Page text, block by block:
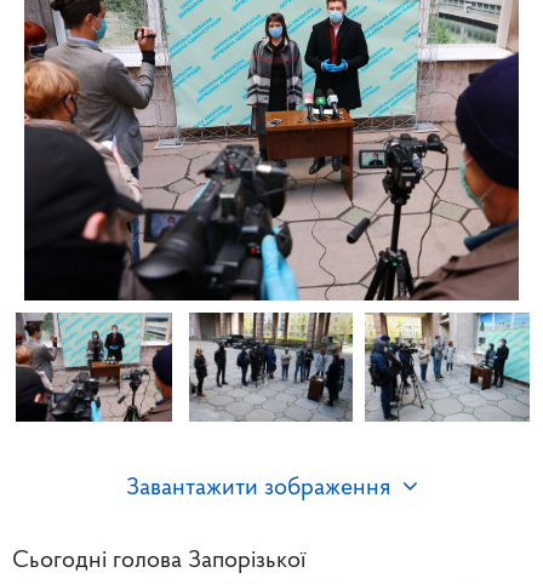
Завантажити зображення
Сьогодні голова Запорізької